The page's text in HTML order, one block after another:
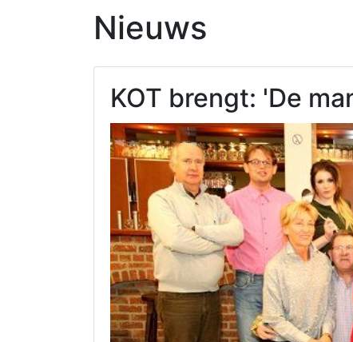
Nieuws
KOT brengt: 'De